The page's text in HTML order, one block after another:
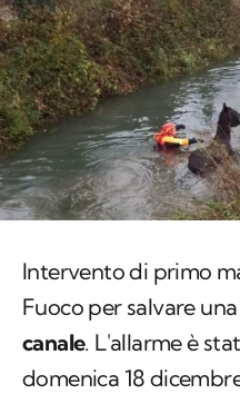
Intervento di primo
Fuoco per salvare una
canale. L'allarme è
domenica 18